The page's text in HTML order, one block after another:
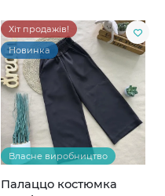
Хіт продажів!
Новинка
Власне виробництво
Палаццо костюмка